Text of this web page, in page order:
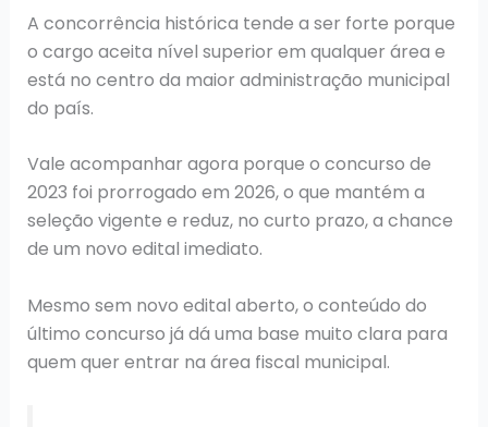
A concorrência histórica tende a ser forte porque
o cargo aceita nível superior em qualquer área e
está no centro da maior administração municipal
do país.
Vale acompanhar agora porque o concurso de
2023 foi prorrogado em 2026, o que mantém a
seleção vigente e reduz, no curto prazo, a chance
de um novo edital imediato.
Mesmo sem novo edital aberto, o conteúdo do
último concurso já dá uma base muito clara para
quem quer entrar na área fiscal municipal.